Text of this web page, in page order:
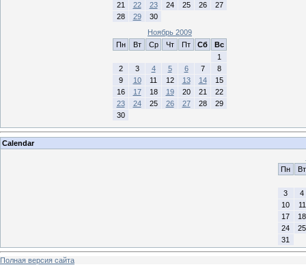
21
22 23 24 25 26
27
28
29
30
Ноябрь 2009
Пн
Вт Ср Чт Пт Сб
Вс
1
2
3 4 5 6 7
8
9
10 11 12 13 14
15
16
17 18 19 20 21
22
23
24 25 26 27 28
29
30
Calendar
Пн
Вт
3
4
10
11
17
18
24
25
31
Полная версия сайта